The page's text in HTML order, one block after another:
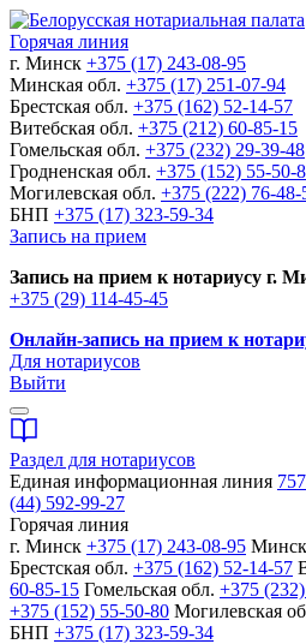
Горячая линия
г. Минск +375 (17) 243-08-95
Минская обл. +375 (17) 251-07-94
Брестская обл. +375 (162) 52-14-57
Витебская обл. +375 (212) 60-85-15
Гомельская обл. +375 (232) 29-39-48
Гродненская обл. +375 (152) 55-50-
Могилевская обл. +375 (222) 76-48-
БНП +375 (17) 323-59-34
Запись на прием
Запись на прием к нотариусу г.
+375 (29) 114-45-45
Онлайн-запись на прием к
Для нотариусов
Выйти
Раздел для нотариусов
Единая информационная линия
(44) 592-99-27
Горячая линия
г. Минск +375 (17) 243-08-95
Брестская обл. +375 (162) 52-14-57
60-85-15 Гомельская обл. +375
+375 (152) 55-50-80 Могилевская
БНП +375 (17) 323-59-34